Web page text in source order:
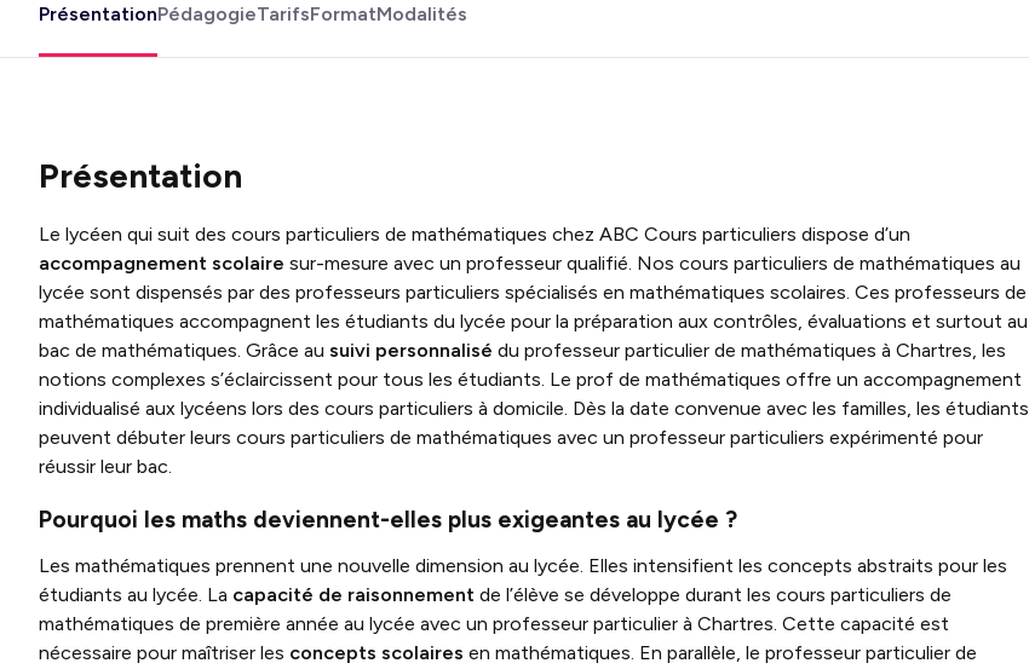
PrésentationPédagogieTarifsFormatModalités
Présentation
Le lycéen qui suit des cours particuliers de mathématiques chez ABC Cours particuliers dispose d’un
accompagnement scolaire sur-mesure avec un professeur qualifié. Nos cours particuliers de mathématiques au
lycée sont dispensés par des professeurs particuliers spécialisés en mathématiques scolaires. Ces professeurs de
mathématiques accompagnent les étudiants du lycée pour la préparation aux contrôles, évaluations et surtout au
bac de mathématiques. Grâce au suivi personnalisé du professeur particulier de mathématiques à Chartres, les
notions complexes s’éclaircissent pour tous les étudiants. Le prof de mathématiques offre un accompagnement
individualisé aux lycéens lors des cours particuliers à domicile. Dès la date convenue avec les familles, les étudiants
peuvent débuter leurs cours particuliers de mathématiques avec un professeur particuliers expérimenté pour
réussir leur bac.
Pourquoi les maths deviennent-elles plus exigeantes au lycée ?
Les mathématiques prennent une nouvelle dimension au lycée. Elles intensifient les concepts abstraits pour les
étudiants au lycée. La capacité de raisonnement de l’élève se développe durant les cours particuliers de
mathématiques de première année au lycée avec un professeur particulier à Chartres. Cette capacité est
nécessaire pour maîtriser les concepts scolaires en mathématiques. En parallèle, le professeur particulier de